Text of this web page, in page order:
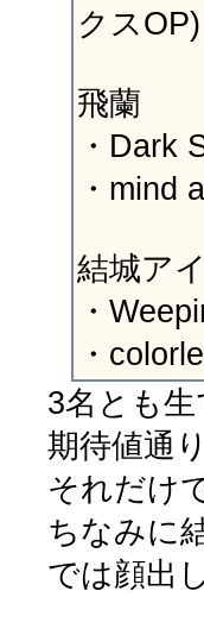
クスOP)
飛蘭
・Dark
・mind
結城ア
・
・
3名とも
期待値通
それだけ
ちなみに
では顔出